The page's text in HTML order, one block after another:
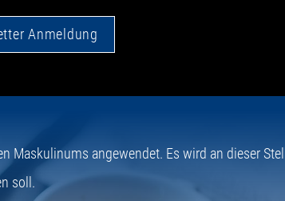
Anmeldung
Maskulinums angewendet. Es wird an dieser
soll.